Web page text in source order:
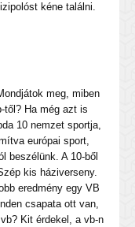
kéne találni.
meg, miben
től? Ha még azt is
10 nemzet sportja,
európai sport,
beszélünk. A 10-ből
kis háziverseny.
eredmény egy VB
csapata ott van,
Kit érdekel, a vb-n